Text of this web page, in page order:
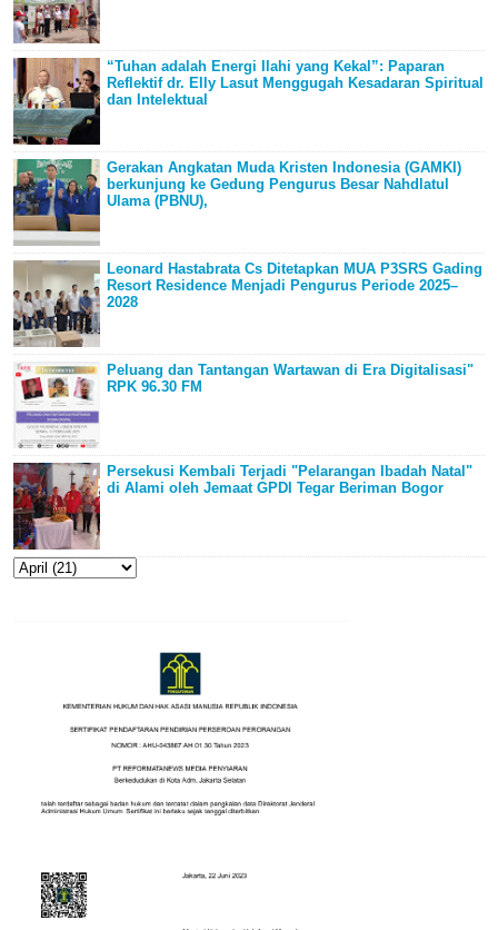
“Tuhan adalah Energi Ilahi yang Kekal”: Paparan
Reflektif dr. Elly Lasut Menggugah Kesadaran Spiritual
dan Intelektual
Gerakan Angkatan Muda Kristen Indonesia (GAMKI)
berkunjung ke Gedung Pengurus Besar Nahdlatul
Ulama (PBNU),
Leonard Hastabrata Cs Ditetapkan MUA P3SRS Gading
Resort Residence Menjadi Pengurus Periode 2025–
2028
Peluang dan Tantangan Wartawan di Era Digitalisasi"
RPK 96.30 FM
Persekusi Kembali Terjadi "Pelarangan Ibadah Natal"
di Alami oleh Jemaat GPDI Tegar Beriman Bogor